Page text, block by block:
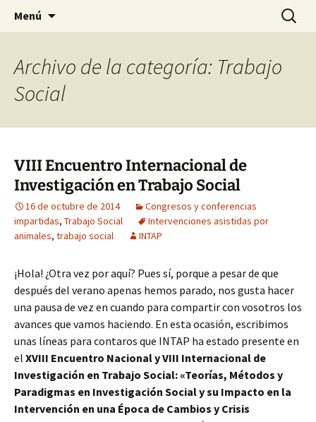
HABIER – Vínculo humano-
animal: Intervenciones,
Formación e Investigación
HABIER – Human-animal bond in
interventions, education & research
Menú Buscar:
Archivo de la categoría: Trabajo
Social
VIII Encuentro Internacional de
Investigación en Trabajo Social
16 de octubre de 2014
Congresos y conferencias
impartidas, Trabajo Social
Intervenciones asistidas por
animales, trabajo social INTAP
¡Hola! ¿Otra vez por aquí? Pues sí, porque a pesar de que
después del verano apenas hemos parado, nos gusta hacer
una pausa de vez en cuando para compartir con vosotros los
avances que vamos haciendo. En esta ocasión, escribimos
unas líneas para contaros que INTAP ha estado presente en
el XVIII Encuentro Nacional y VIII Internacional de
Investigación en Trabajo Social: «Teorías, Métodos y
Paradigmas en Investigación Social y su Impacto en la
Intervención en una Época de Cambios y Crisis